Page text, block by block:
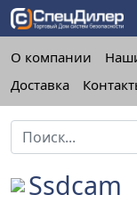
О компании
Доставка
Ssdcam